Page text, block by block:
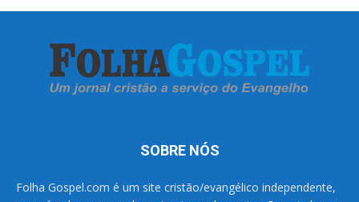
SOBRE NÓS
Folha Gospel.com é um site cristão/evangélico independente,